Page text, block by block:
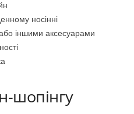
носінні
іншими аксесуарами
шопінгу